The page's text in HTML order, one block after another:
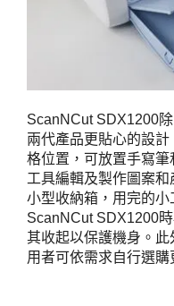
ScanNCut SDX1200
兩代產品更貼心的設
格位置，可放置手寫
工具編輯及製作圖案
小型收納箱，用完的
ScanNCut SDX1200
其收起以保護機身。
用者可依需求自行選購